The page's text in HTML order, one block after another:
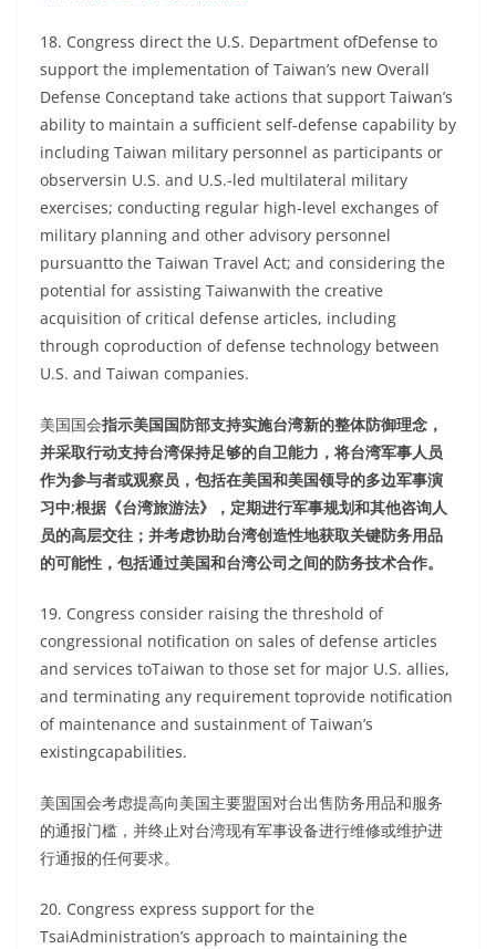
18. Congress direct the U.S. Department ofDefense to
support the implementation of Taiwan’s new Overall
Defense Conceptand take actions that support Taiwan’s
ability to maintain a sufficient self-defense capability by
including Taiwan military personnel as participants or
observersin U.S. and U.S.-led multilateral military
exercises; conducting regular high-level exchanges of
military planning and other advisory personnel
pursuantto the Taiwan Travel Act; and considering the
potential for assisting Taiwanwith the creative
acquisition of critical defense articles, including
through coproduction of defense technology between
U.S. and Taiwan companies.
美国国会指示美国国防部支持实施台湾新的整体防御理念，
并采取行动支持台湾保持足够的自卫能力，将台湾军事人员
作为参与者或观察员，包括在美国和美国领导的多边军事演
习中;根据《台湾旅游法》，定期进行军事规划和其他咨询人
员的高层交往；并考虑协助台湾创造性地获取关键防务用品
的可能性，包括通过美国和台湾公司之间的防务技术合作。
19. Congress consider raising the threshold of
congressional notification on sales of defense articles
and services toTaiwan to those set for major U.S. allies,
and terminating any requirement toprovide notification
of maintenance and sustainment of Taiwan’s
existingcapabilities.
美国国会考虑提高向美国主要盟国对台出售防务用品和服务
的通报门槛，并终止对台湾现有军事设备进行维修或维护进
行通报的任何要求。
20. Congress express support for the
TsaiAdministration’s approach to maintaining the